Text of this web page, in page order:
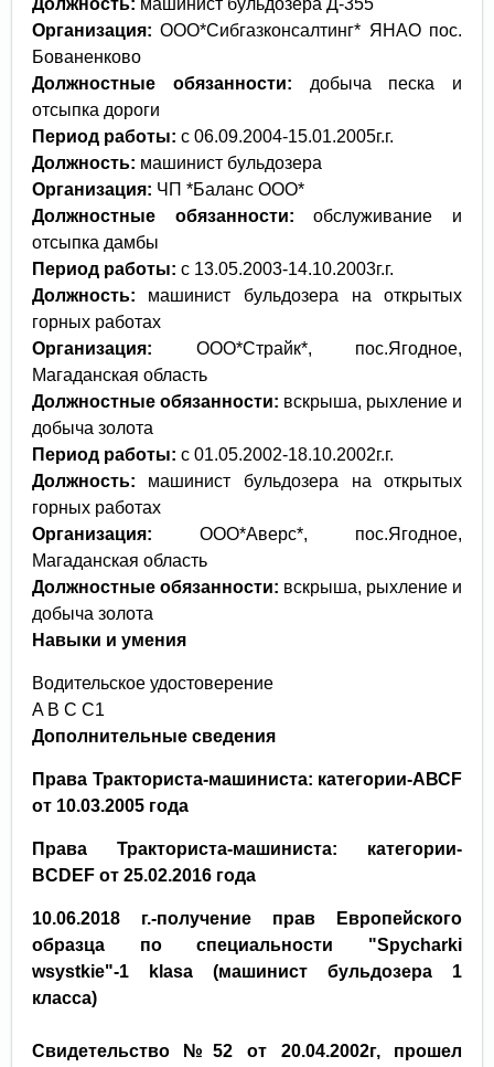
Должность: машинист бульдозера Д-355
Организация:ООО*Сибгазконсалтинг* ЯНАО пос.
Бованенково
Должностные обязанности: добыча песка и
отсыпка дороги
Период работы: с 06.09.2004-15.01.2005г.г.
Должность: машинист бульдозера
Организация: ЧП *Баланс ООО*
Должностные обязанности: обслуживание и
отсыпка дамбы
Период работы: с 13.05.2003-14.10.2003г.г.
Должность: машинист бульдозера на открытых
горных работах
Организация: ООО*Страйк*, пос.Ягодное,
Магаданская область
Должностные обязанности: вскрыша, рыхление и
добыча золота
Период работы: с 01.05.2002-18.10.2002г.г.
Должность: машинист бульдозера на открытых
горных работах
Организация: ООО*Аверс*, пос.Ягодное,
Магаданская область
Должностные обязанности: вскрыша, рыхление и
добыча золота
Навыки и умения
Водительское удостоверение
A B C С1
Дополнительные сведения
Права Тракториста-машиниста: категории-АВС F
от 10.03.2005 года
Права Тракториста-машиниста: категории-
BCDEFот 25.02.2016 года
10.06.2018 г.-получение прав Европейского
образца по специальности "Spycharki
wsystkie"-1 klasa(машинист бульдозера 1
класса)
Свидетельство №52 от 20.04.2002г, прошел